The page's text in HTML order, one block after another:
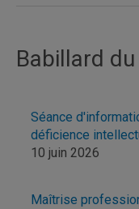
Babillard
Séance
déficience
10 juin 2026
Maîtrise